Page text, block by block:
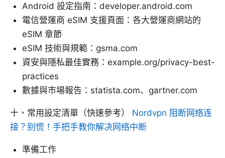
Android 設定指南：developer.android.com
電信營運商 eSIM 支援頁面：各大營運商網站的
eSIM 章節
eSIM 技術與規範：gsma.com
資安與隱私最佳實務：example.org/privacy-best-
practices
數據與市場報告：statista.com、gartner.com
十、常用設定清單（快速參考） Nordvpn 阻断网络连
接？别慌！手把手教你解决网络中断
準備工作